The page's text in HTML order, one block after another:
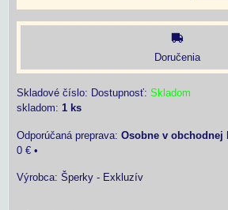
Doručenia
Skladové číslo: Dostupnosť: Skladom
skladom: 1 ks
Osobne v obchodnej
0 € •
Výrobca: Šperky - Exkluzív